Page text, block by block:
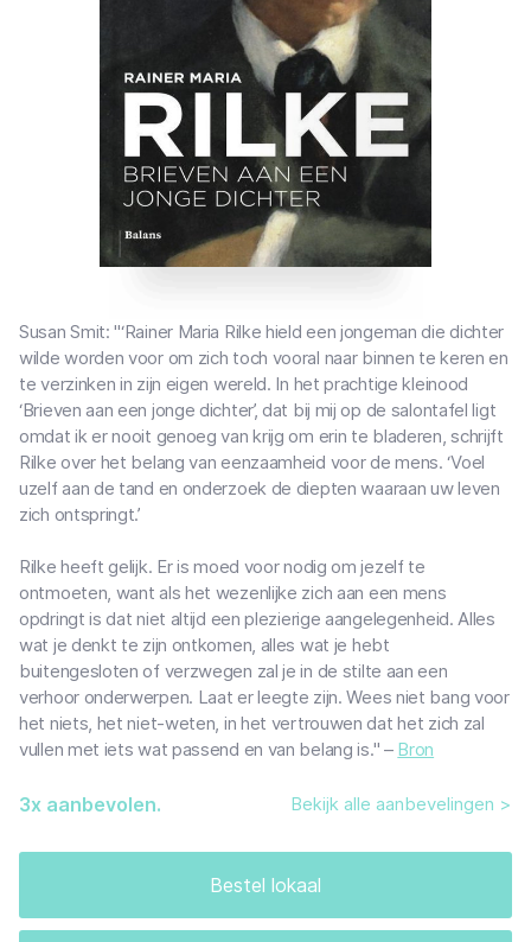
Susan Smit: "‘Rainer Maria Rilke hield een jongeman die dichter
wilde worden voor om zich toch vooral naar binnen te keren en
te verzinken in zijn eigen wereld. In het prachtige kleinood
‘Brieven aan een jonge dichter’, dat bij mij op de salontafel ligt
omdat ik er nooit genoeg van krijg om erin te bladeren, schrijft
Rilke over het belang van eenzaamheid voor de mens. ‘Voel
uzelf aan de tand en onderzoek de diepten waaraan uw leven
zich ontspringt.’
Rilke heeft gelijk. Er is moed voor nodig om jezelf te
ontmoeten, want als het wezenlijke zich aan een mens
opdringt is dat niet altijd een plezierige aangelegenheid. Alles
wat je denkt te zijn ontkomen, alles wat je hebt
buitengesloten of verzwegen zal je in de stilte aan een
verhoor onderwerpen. Laat er leegte zijn. Wees niet bang voor
het niets, het niet-weten, in het vertrouwen dat het zich zal
vullen met iets wat passend en van belang is." – Bron
Bestel lokaal
3x aanbevolen. Bekijk alle aanbevelingen >